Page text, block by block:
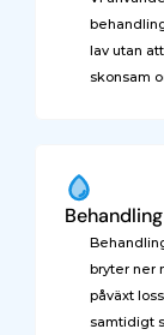
lav utan
skonsam
bryter ner
påväxt
samtidigt